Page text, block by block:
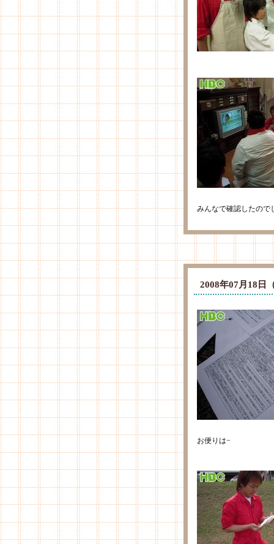
みんなで確認したので
2008年07月18
お便りは−